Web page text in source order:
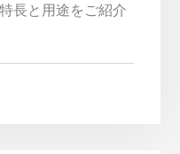
長と用途をご紹介